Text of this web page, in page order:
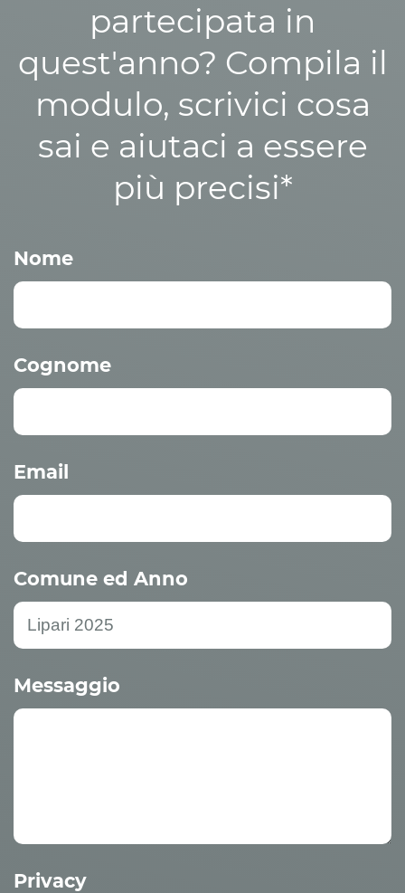
partecipata in
quest'anno? Compila il
modulo, scrivici cosa
sai e aiutaci a essere
più precisi*
Nome
Cognome
Email
Comune ed Anno
Messaggio
Privacy